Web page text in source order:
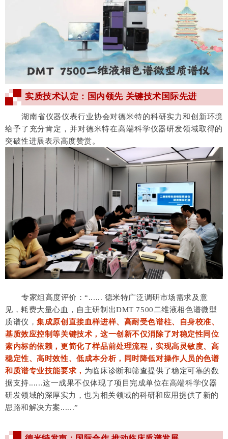
实质技术认定：国内领先 关键技术国际先进
湖南省仪器仪表行业协会对德米特的科研实力和创新环境
给予了充分肯定，并对德米特在高端科学仪器研发领域取得的
突破性进展表示高度赞赏。
专家组高度评价：“...... 德米特广泛调研市场需求及意
见，耗费大量心血，自主研制出DMT 7500二维液相色谱微型
质谱仪，集成原创直接血样进样、高耐受色谱柱、自身校准、
基质效应控制等关键技术，这一创新不仅消除了对稳定性同位
素内标的依赖，更简化了样品前处理流程，实现高灵敏度、高
稳定性、高时效性、低成本分析，同时降低对操作人员的色谱
和质谱专业技能要求， 为临床诊断和筛查提供了稳定可靠的数
据支持......这一成果不仅体现了项目完成单位在高端科学仪器
研发领域的深厚实力，也为相关领域的科研和应用提供了新的
思路和解决方案......”